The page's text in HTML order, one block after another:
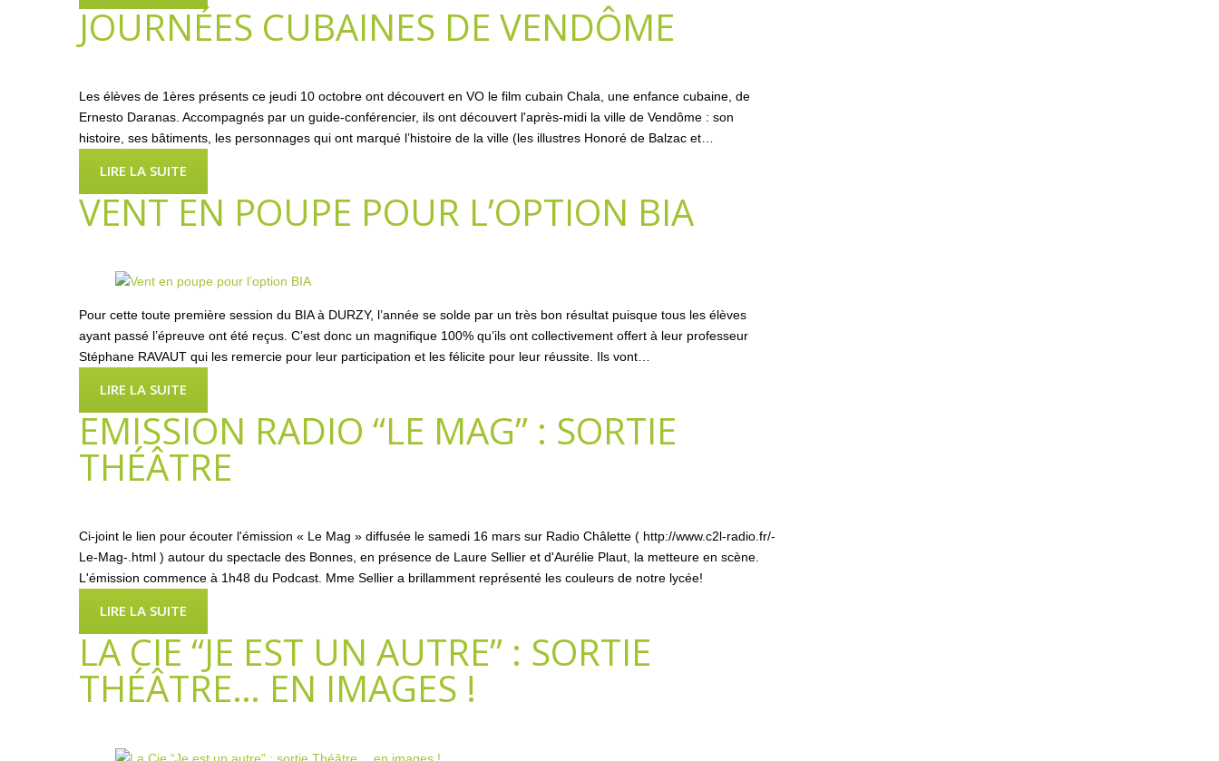
JOURNÉES CUBAINES DE VENDÔME
Les élèves de 1ères présents ce jeudi 10 octobre ont découvert en VO le film cubain Chala, une enfance cubaine, de
Ernesto Daranas. Accompagnés par un guide-conférencier, ils ont découvert l'après-midi la ville de Vendôme : son
histoire, ses bâtiments, les personnages qui ont marqué l’histoire de la ville (les illustres Honoré de Balzac et…
LIRE LA SUITE
VENT EN POUPE POUR L’OPTION BIA
Pour cette toute première session du BIA à DURZY, l’année se solde par un très bon résultat puisque tous les élèves
ayant passé l’épreuve ont été reçus. C’est donc un magnifique 100% qu’ils ont collectivement offert à leur professeur
Stéphane RAVAUT qui les remercie pour leur participation et les félicite pour leur réussite. Ils vont…
LIRE LA SUITE
EMISSION RADIO “LE MAG” : SORTIE
THÉÂTRE
Ci-joint le lien pour écouter l'émission « Le Mag » diffusée le samedi 16 mars sur Radio Châlette ( http://www.c2l-radio.fr/-
Le-Mag-.html ) autour du spectacle des Bonnes, en présence de Laure Sellier et d'Aurélie Plaut, la metteure en scène.
L'émission commence à 1h48 du Podcast. Mme Sellier a brillamment représenté les couleurs de notre lycée!
LIRE LA SUITE
LA CIE “JE EST UN AUTRE” : SORTIE
THÉÂTRE… EN IMAGES !